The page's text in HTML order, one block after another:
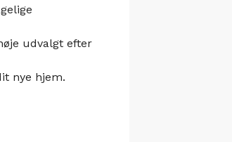
udvalgt efter
nye hjem.